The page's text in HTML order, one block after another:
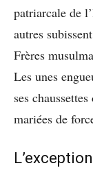
patriarcale de
autres
Frères
Les unes
ses
mariées de